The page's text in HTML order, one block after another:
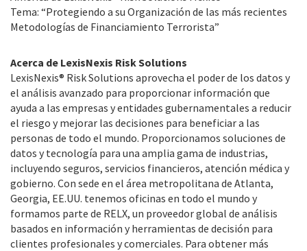
Tema: “Protegiendo a su Organización de las más recientes
Metodologías de Financiamiento Terrorista”
Acerca de LexisNexis Risk Solutions
LexisNexis® Risk Solutions aprovecha el poder de los datos y
el análisis avanzado para proporcionar información que
ayuda a las empresas y entidades gubernamentales a reducir
el riesgo y mejorar las decisiones para beneficiar a las
personas de todo el mundo. Proporcionamos soluciones de
datos y tecnología para una amplia gama de industrias,
incluyendo seguros, servicios financieros, atención médica y
gobierno. Con sede en el área metropolitana de Atlanta,
Georgia, EE.UU. tenemos oficinas en todo el mundo y
formamos parte de RELX, un proveedor global de análisis
basados en información y herramientas de decisión para
clientes profesionales y comerciales. Para obtener más